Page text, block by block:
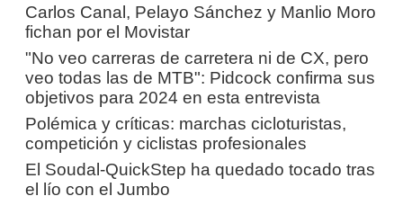
Carlos Canal, Pelayo Sánchez y Manlio Moro
fichan por el Movistar
"No veo carreras de carretera ni de CX, pero
veo todas las de MTB": Pidcock confirma sus
objetivos para 2024 en esta entrevista
Polémica y críticas: marchas cicloturistas,
competición y ciclistas profesionales
El Soudal-QuickStep ha quedado tocado tras
el lío con el Jumbo